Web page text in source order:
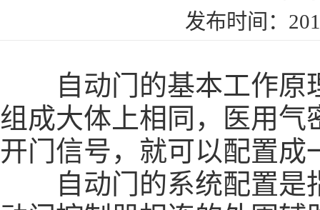
发布时间：
自动门的基本工作原
组成大体上相同，
医用气
开门信号，就可以配置
自动门的系统配置是